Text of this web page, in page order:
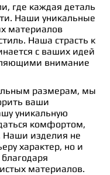
где каждая деталь
Наши уникальные
материалов
Наша страсть к
с ваших идей
внимание
размерам, мы
ваши
уникальную
комфортом,
Наши изделия не
характер, но и
материалов.